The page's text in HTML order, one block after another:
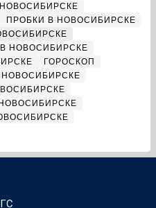
ПРОБКИ В НОВОСИБИРСКЕ
НОВОСИБИРСКЕ
ГОРОСКОП